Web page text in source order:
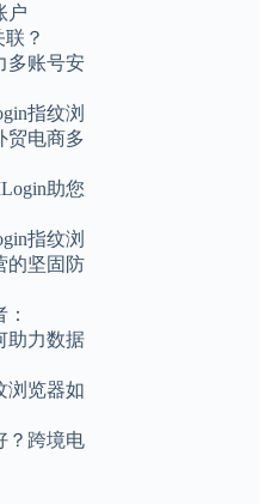
户
？
多账号安
指纹浏
贸电商多
助您
指纹浏
的坚固防
助力数据
浏览器如
？跨境电